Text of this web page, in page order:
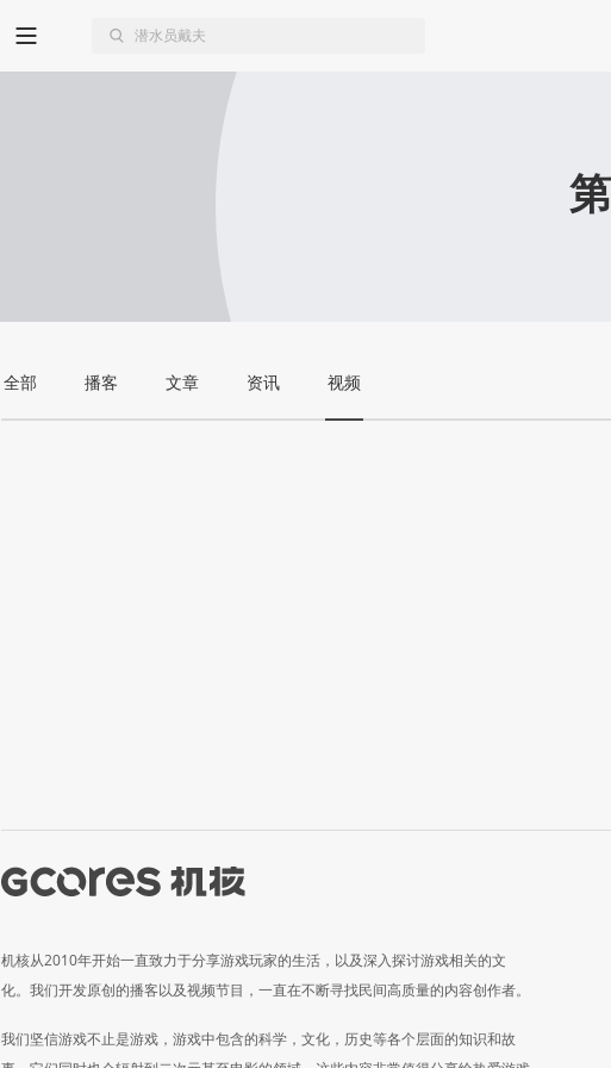
全部 播客 文章 资讯 视频
机核从2010年开始一直致力于分享游戏玩家的生活，以及深入探讨游戏相关的文
化。我们开发原创的播客以及视频节目，一直在不断寻找民间高质量的内容创作者。
我们坚信游戏不止是游戏，游戏中包含的科学，文化，历史等各个层面的知识和故